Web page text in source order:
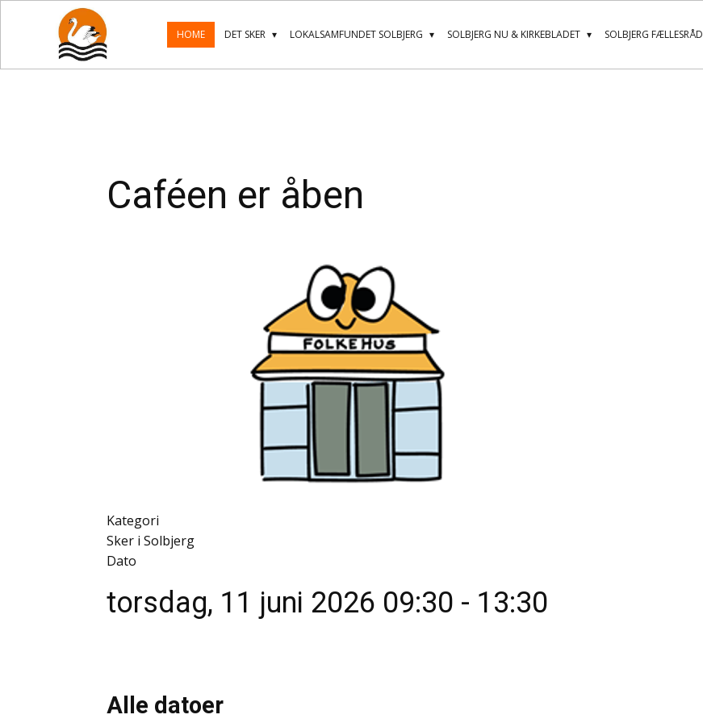
HOME DET SKER LOKALSAMFUNDET SOLBJERG SOLBJERG NU & KIRKEBLADET SOLBJERG FÆLLESRÅD
Caféen er åben
Kategori
Sker i Solbjerg
Dato
torsdag, 11 juni 2026 09:30 - 13:30
Alle datoer